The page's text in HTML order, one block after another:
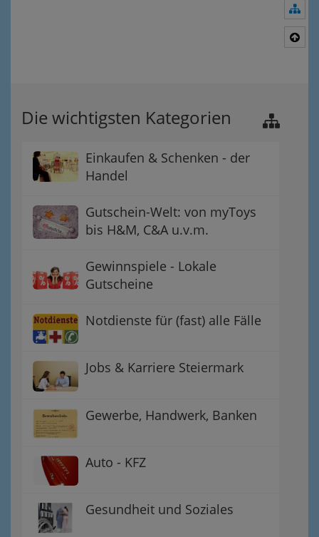
Die wichtigsten Kategorien
Einkaufen & Schenken - der
Handel
Gutschein-Welt: von myToys
bis H&M, C&A u.v.m.
Gewinnspiele - Lokale
Gutscheine
Notdienste für (fast) alle Fälle
Jobs & Karriere Steiermark
Gewerbe, Handwerk, Banken
Auto - KFZ
Gesundheit und Soziales